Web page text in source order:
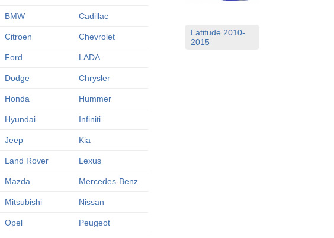
BMW Cadillac
Citroen Chevrolet
Ford LADA
Dodge Chrysler
Honda Hummer
Hyundai Infiniti
Jeep Kia
Land Rover Lexus
Mazda Mercedes-Benz
Mitsubishi Nissan
Opel Peugeot
Latitude 2010-
2015